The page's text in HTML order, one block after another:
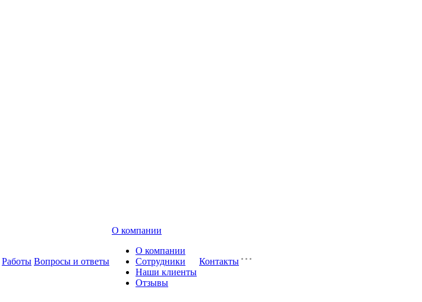
Работы Вопросы и ответы
О компании
О компании
Сотрудники
Наши клиенты
Отзывы
Контакты